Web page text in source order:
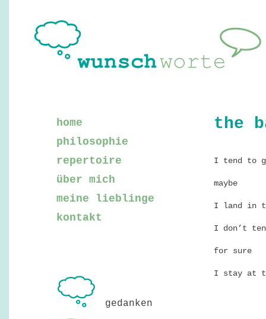
home
philosophie
repertoire
über mich
meine lieblinge
kontakt
gedanken
the
I tend to
maybe
I land in
I don’t
for sure
I stay at